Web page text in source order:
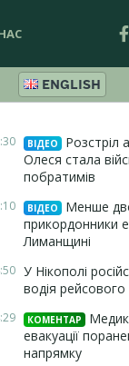
ENGLISH
ВІДЕО
Розстріл
Олеся стала
побратимів
ВІДЕО
Менше
прикордонники
Лиманщині
У Нікополі
водія
КОМЕНТАР
Медик
евакуації
напрямку